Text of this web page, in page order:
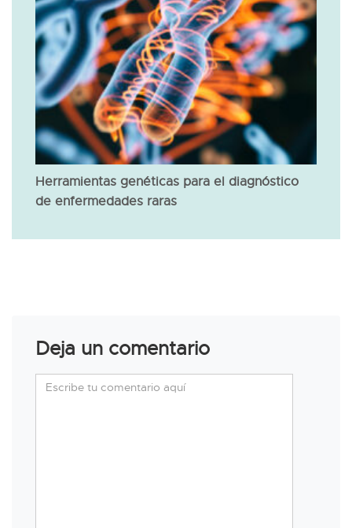
Herramientas genéticas para el diagnóstico
de enfermedades raras
Deja un comentario